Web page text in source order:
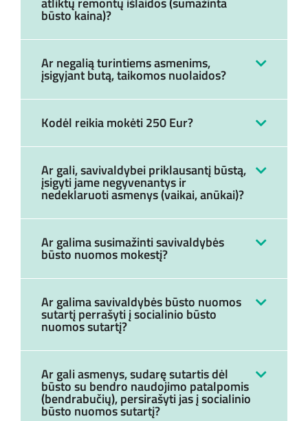
būsto kaina)?
Ar negalią turintiems asmenims,
įsigyjant butą, taikomos nuolaidos?
Kodėl reikia mokėti 250 Eur?
Ar gali, savivaldybei priklausantį būstą,
įsigyti jame negyvenantys ir
nedeklaruoti asmenys (vaikai, anūkai)?
Ar galima susimažinti savivaldybės
būsto nuomos mokestį?
Ar galima savivaldybės būsto nuomos
sutartį perrašyti į socialinio būsto
nuomos sutartį?
Ar gali asmenys, sudarę sutartis dėl
būsto su bendro naudojimo patalpomis
(bendrabučių), persirašyti jas į socialinio
būsto nuomos sutartį?